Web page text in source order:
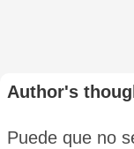
Author's
Puede que no